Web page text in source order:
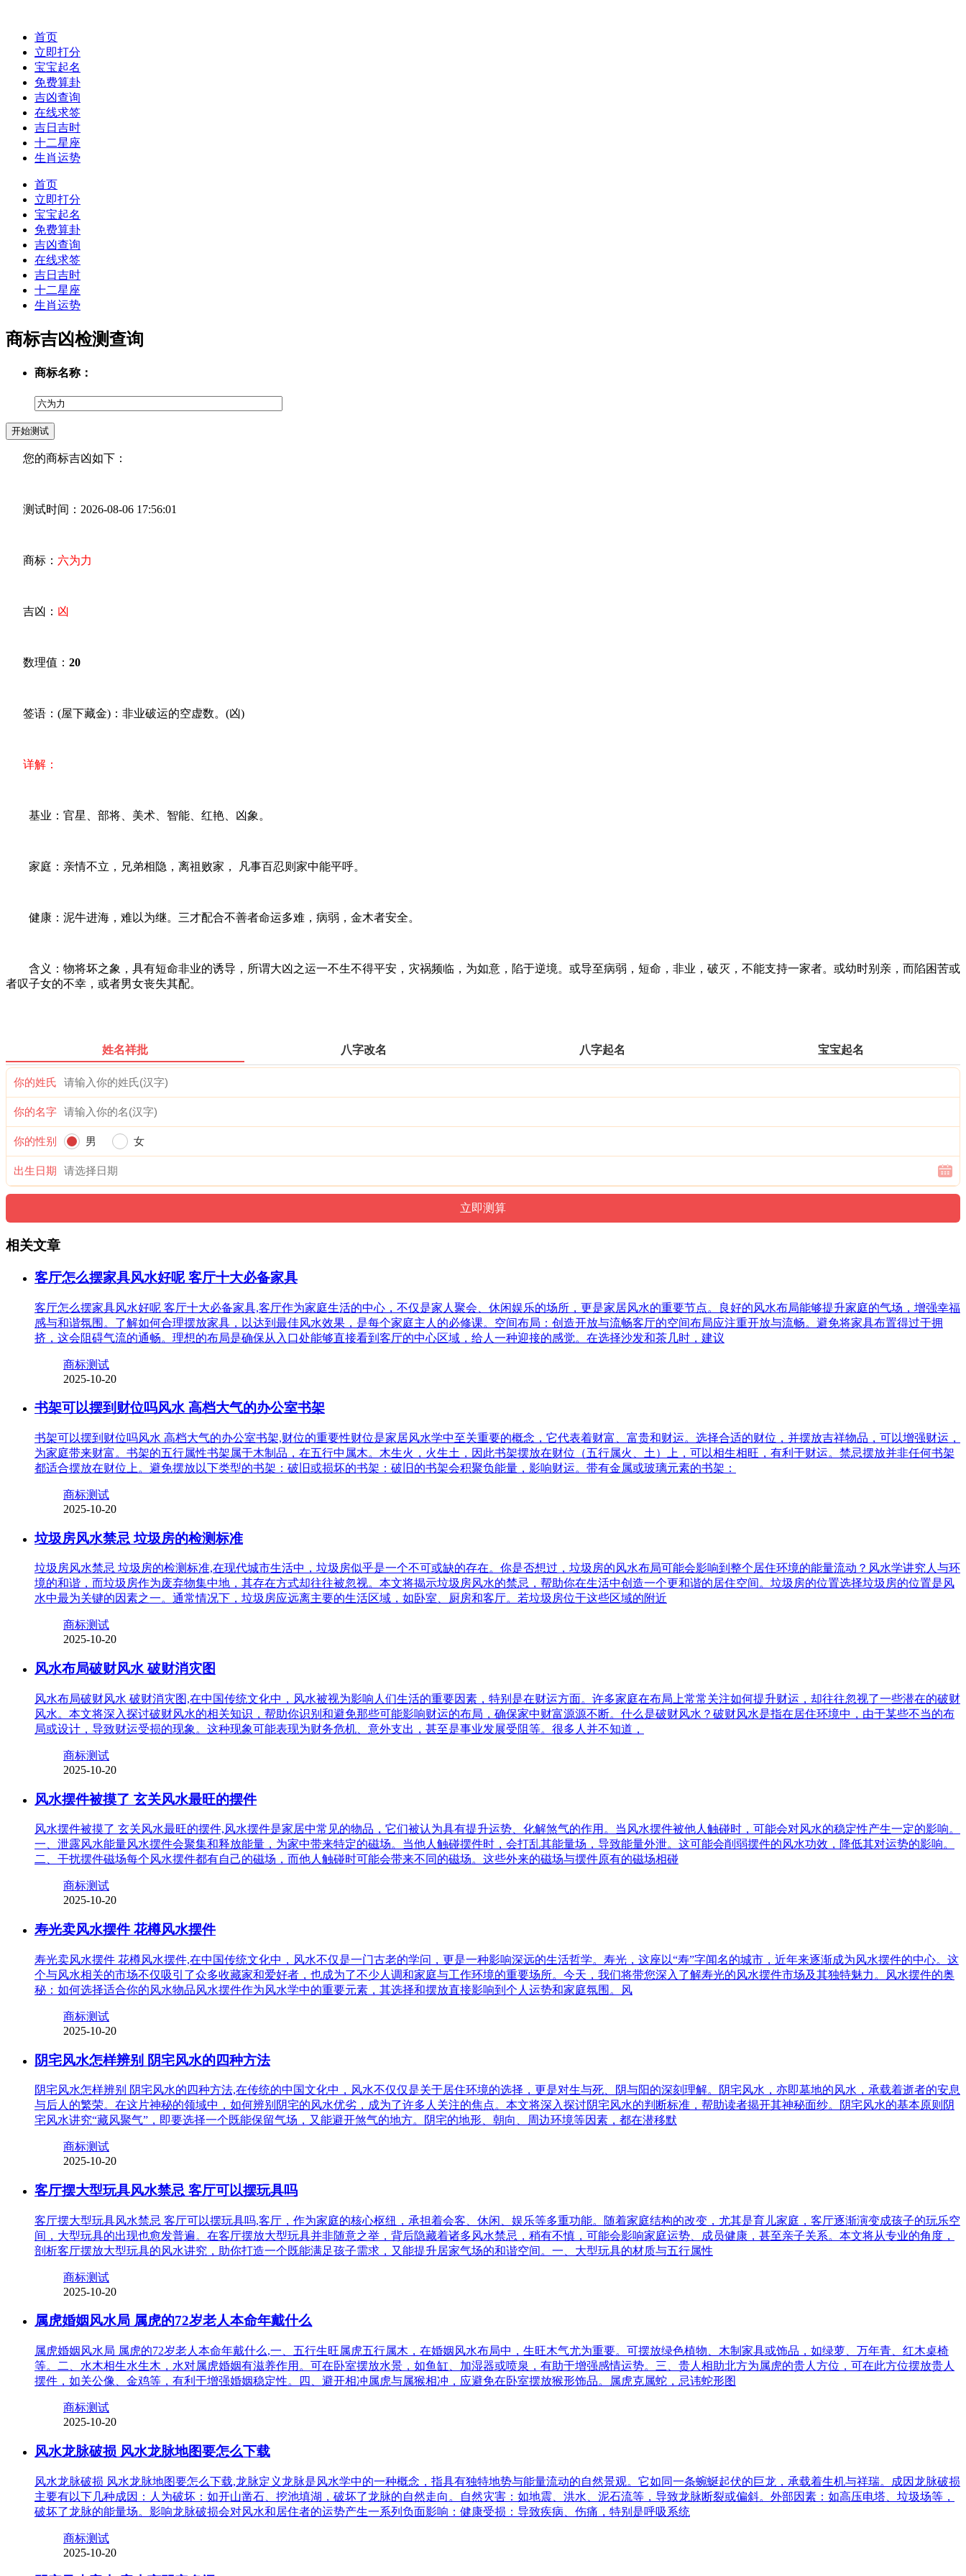
首页
立即打分
宝宝起名
免费算卦
吉凶查询
在线求签
吉日吉时
十二星座
生肖运势
首页
立即打分
宝宝起名
免费算卦
吉凶查询
在线求签
吉日吉时
十二星座
生肖运势
商标吉凶检测查询
商标名称：
您的商标吉凶如下：
测试时间：2026-08-06 17:56:01
商标： 六为力
吉凶： 凶
数理值： 20
签语：(屋下藏金)：非业破运的空虚数。(凶)
详解：
基业：官星、部将、美术、智能、红艳、凶象。
家庭：亲情不立，兄弟相隐，离祖败家， 凡事百忍则家中能平呼。
健康：泥牛进海，难以为继。三才配合不善者命运多难，病弱，金木者安全。
含义：物将坏之象，具有短命非业的诱导，所谓大凶之运一不生不得平安，灾祸频临，为如意，陷于逆境。或导至病弱，短命，非业，破灭，不能支持一家者。或幼时别亲，而陷困苦或
者叹子女的不幸，或者男女丧失其配。
姓名祥批 八字改名 八字起名 宝宝起名
你的姓氏
你的名字
你的性别 男 女
出生日期
相关文章
客厅怎么摆家具风水好呢 客厅十大必备家具
客厅怎么摆家具风水好呢 客厅十大必备家具,客厅作为家庭生活的中心，不仅是家人聚会、休闲娱乐的场所，更是家居风水的重要节点。良好的风水布局能够提升家庭的气场，增强幸福
感与和谐氛围。了解如何合理摆放家具，以达到最佳风水效果，是每个家庭主人的必修课。空间布局：创造开放与流畅客厅的空间布局应注重开放与流畅。避免将家具布置得过于拥
挤，这会阻碍气流的通畅。理想的布局是确保从入口处能够直接看到客厅的中心区域，给人一种迎接的感觉。在选择沙发和茶几时，建议
商标测试
2025-10-20
书架可以摆到财位吗风水 高档大气的办公室书架
书架可以摆到财位吗风水 高档大气的办公室书架,财位的重要性财位是家居风水学中至关重要的概念，它代表着财富、富贵和财运。选择合适的财位，并摆放吉祥物品，可以增强财运，
为家庭带来财富。书架的五行属性书架属于木制品，在五行中属木。木生火，火生土，因此书架摆放在财位（五行属火、土）上，可以相生相旺，有利于财运。禁忌摆放并非任何书架
都适合摆放在财位上。避免摆放以下类型的书架：破旧或损坏的书架：破旧的书架会积聚负能量，影响财运。带有金属或玻璃元素的书架：
商标测试
2025-10-20
垃圾房风水禁忌 垃圾房的检测标准
垃圾房风水禁忌 垃圾房的检测标准,在现代城市生活中，垃圾房似乎是一个不可或缺的存在。你是否想过，垃圾房的风水布局可能会影响到整个居住环境的能量流动？风水学讲究人与环
境的和谐，而垃圾房作为废弃物集中地，其存在方式却往往被忽视。本文将揭示垃圾房风水的禁忌，帮助你在生活中创造一个更和谐的居住空间。垃圾房的位置选择垃圾房的位置是风
水中最为关键的因素之一。通常情况下，垃圾房应远离主要的生活区域，如卧室、厨房和客厅。若垃圾房位于这些区域的附近
商标测试
2025-10-20
风水布局破财风水 破财消灾图
风水布局破财风水 破财消灾图,在中国传统文化中，风水被视为影响人们生活的重要因素，特别是在财运方面。许多家庭在布局上常常关注如何提升财运，却往往忽视了一些潜在的破财
风水。本文将深入探讨破财风水的相关知识，帮助你识别和避免那些可能影响财运的布局，确保家中财富源源不断。什么是破财风水？破财风水是指在居住环境中，由于某些不当的布
局或设计，导致财运受损的现象。这种现象可能表现为财务危机、意外支出，甚至是事业发展受阻等。很多人并不知道，
商标测试
2025-10-20
风水摆件被摸了 玄关风水最旺的摆件
风水摆件被摸了 玄关风水最旺的摆件,风水摆件是家居中常见的物品，它们被认为具有提升运势、化解煞气的作用。当风水摆件被他人触碰时，可能会对风水的稳定性产生一定的影响。
一、泄露风水能量风水摆件会聚集和释放能量，为家中带来特定的磁场。当他人触碰摆件时，会打乱其能量场，导致能量外泄。这可能会削弱摆件的风水功效，降低其对运势的影响。
二、干扰摆件磁场每个风水摆件都有自己的磁场，而他人触碰时可能会带来不同的磁场。这些外来的磁场与摆件原有的磁场相碰
商标测试
2025-10-20
寿光卖风水摆件 花樽风水摆件
寿光卖风水摆件 花樽风水摆件,在中国传统文化中，风水不仅是一门古老的学问，更是一种影响深远的生活哲学。寿光，这座以“寿”字闻名的城市，近年来逐渐成为风水摆件的中心。这
个与风水相关的市场不仅吸引了众多收藏家和爱好者，也成为了不少人调和家庭与工作环境的重要场所。今天，我们将带您深入了解寿光的风水摆件市场及其独特魅力。风水摆件的奥
秘：如何选择适合你的风水物品风水摆件作为风水学中的重要元素，其选择和摆放直接影响到个人运势和家庭氛围。风
商标测试
2025-10-20
阴宅风水怎样辨别 阴宅风水的四种方法
阴宅风水怎样辨别 阴宅风水的四种方法,在传统的中国文化中，风水不仅仅是关于居住环境的选择，更是对生与死、阴与阳的深刻理解。阴宅风水，亦即墓地的风水，承载着逝者的安息
与后人的繁荣。在这片神秘的领域中，如何辨别阴宅的风水优劣，成为了许多人关注的焦点。本文将深入探讨阴宅风水的判断标准，帮助读者揭开其神秘面纱。阴宅风水的基本原则阴
宅风水讲究“藏风聚气”，即要选择一个既能保留气场，又能避开煞气的地方。阴宅的地形、朝向、周边环境等因素，都在潜移默
商标测试
2025-10-20
客厅摆大型玩具风水禁忌 客厅可以摆玩具吗
客厅摆大型玩具风水禁忌 客厅可以摆玩具吗,客厅，作为家庭的核心枢纽，承担着会客、休闲、娱乐等多重功能。随着家庭结构的改变，尤其是育儿家庭，客厅逐渐演变成孩子的玩乐空
间，大型玩具的出现也愈发普遍。在客厅摆放大型玩具并非随意之举，背后隐藏着诸多风水禁忌，稍有不慎，可能会影响家庭运势、成员健康，甚至亲子关系。本文将从专业的角度，
剖析客厅摆放大型玩具的风水讲究，助你打造一个既能满足孩子需求，又能提升居家气场的和谐空间。一、大型玩具的材质与五行属性
商标测试
2025-10-20
属虎婚姻风水局 属虎的72岁老人本命年戴什么
属虎婚姻风水局 属虎的72岁老人本命年戴什么,一、五行生旺属虎五行属木，在婚姻风水布局中，生旺木气尤为重要。可摆放绿色植物、木制家具或饰品，如绿萝、万年青、红木桌椅
等。二、水木相生水生木，水对属虎婚姻有滋养作用。可在卧室摆放水景，如鱼缸、加湿器或喷泉，有助于增强感情运势。三、贵人相助北方为属虎的贵人方位，可在此方位摆放贵人
摆件，如关公像、金鸡等，有利于增强婚姻稳定性。四、避开相冲属虎与属猴相冲，应避免在卧室摆放猴形饰品。属虎克属蛇，忌讳蛇形图
商标测试
2025-10-20
风水龙脉破损 风水龙脉地图要怎么下载
风水龙脉破损 风水龙脉地图要怎么下载,龙脉定义龙脉是风水学中的一种概念，指具有独特地势与能量流动的自然景观。它如同一条蜿蜒起伏的巨龙，承载着生机与祥瑞。成因龙脉破损
主要有以下几种成因：人为破坏：如开山凿石、挖池填湖，破坏了龙脉的自然走向。自然灾害：如地震、洪水、泥石流等，导致龙脉断裂或偏斜。外部因素：如高压电塔、垃圾场等，
破坏了龙脉的能量场。影响龙脉破损会对风水和居住者的运势产生一系列负面影响：健康受损：导致疾病、伤痛，特别是呼吸系统
商标测试
2025-10-20